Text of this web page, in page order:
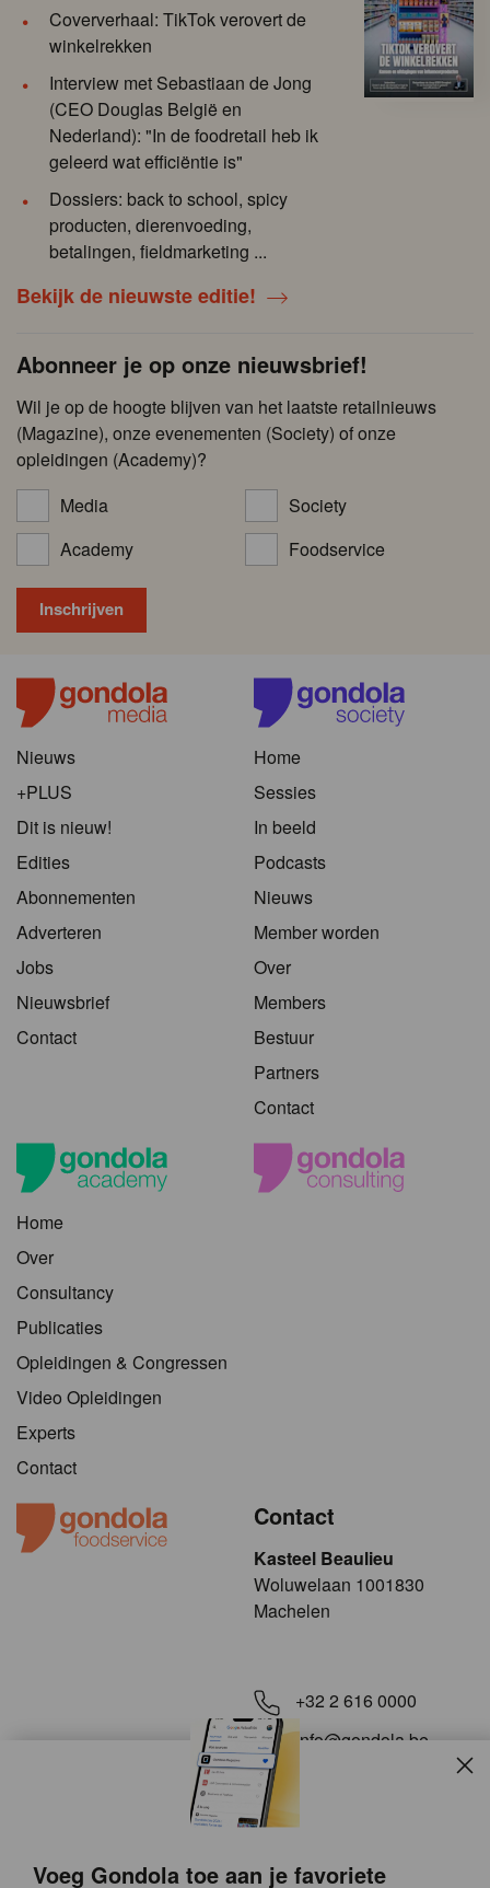
Voeg Gondola toe aan je favoriete
Coververhaal: TikTok verovert de
winkelrekken
Interview met Sebastiaan de Jong
(CEO Douglas België en
Nederland): "In de foodretail heb ik
geleerd wat efficiëntie is"
Dossiers: back to school, spicy
producten, dierenvoeding,
betalingen, fieldmarketing ...
Bekijk de nieuwste editie!
Abonneer je op onze nieuwsbrief!
Wil je op de hoogte blijven van het laatste retailnieuws
(Magazine), onze evenementen (Society) of onze
opleidingen (Academy)?
Media
Society
Academy
Foodservice
Nieuws
+PLUS
Dit is nieuw!
Edities
Abonnementen
Adverteren
Jobs
Nieuwsbrief
Contact
Home
Sessies
In beeld
Podcasts
Nieuws
Member worden
Over
Members
Bestuur
Partners
Contact
Home
Over
Consultancy
Publicaties
Opleidingen & Congressen
Video Opleidingen
Experts
Contact
Contact
Kasteel Beaulieu
​​​Woluwelaan 1001830
Machelen
+32 2 616 0000
info@gondola.be
Volg ons op